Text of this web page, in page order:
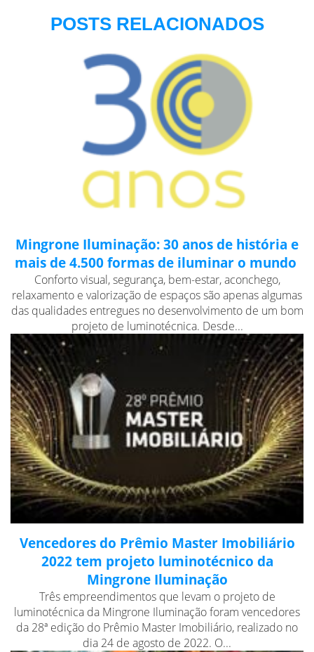
POSTS RELACIONADOS
Mingrone Iluminação: 30 anos de história e
mais de 4.500 formas de iluminar o mundo
Conforto visual, segurança, bem-estar, aconchego,
relaxamento e valorização de espaços são apenas algumas
das qualidades entregues no desenvolvimento de um bom
projeto de luminotécnica. Desde...
Vencedores do Prêmio Master Imobiliário
2022 tem projeto luminotécnico da
Mingrone Iluminação
Três empreendimentos que levam o projeto de
luminotécnica da Mingrone Iluminação foram vencedores
da 28ª edição do Prêmio Master Imobiliário, realizado no
dia 24 de agosto de 2022. O...